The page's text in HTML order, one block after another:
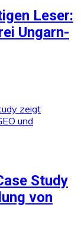
Leser:
Ungarn-
Study
von